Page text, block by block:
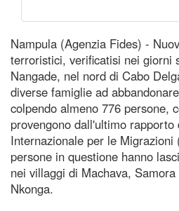
Nampula (Agenzia Fides) -
terroristici, verificatisi nei giorni
Nangade, nel nord di Cabo
diverse famiglie ad
colpendo almeno 776 persone,
provengono dall'ultimo rapporto
Internazionale per le
persone in questione hanno
nei villaggi di Machava,
Nkonga.